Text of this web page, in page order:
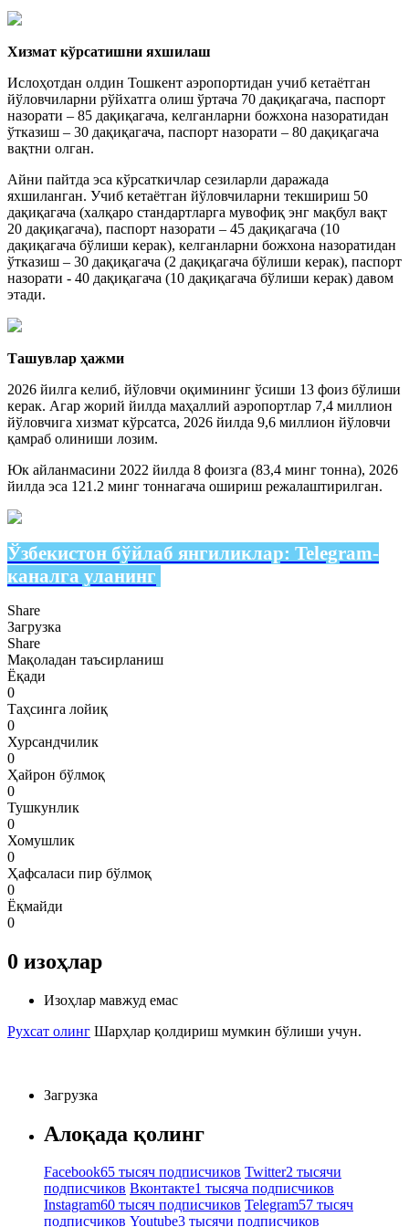
Хизмат кўрсатишни яхшилаш
Ислоҳотдан олдин Тошкент аэропортидан учиб кетаётган
йўловчиларни рўйхатга олиш ўртача 70 дақиқагача, паспорт
назорати – 85 дақиқагача, келганларни божхона назоратидан
ўтказиш – 30 дақиқагача, паспорт назорати – 80 дақиқагача
вақтни олган.
Айни пайтда эса кўрсаткичлар сезиларли даражада
яхшиланган. Учиб кетаётган йўловчиларни текшириш 50
дақиқагача (халқаро стандартларга мувофиқ энг мақбул вақт
20 дақиқагача), паспорт назорати – 45 дақиқагача (10
дақиқагача бўлиши керак), келганларни божхона назоратидан
ўтказиш – 30 дақиқагача (2 дақиқагача бўлиши керак), паспорт
назорати - 40 дақиқагача (10 дақиқагача бўлиши керак) давом
этади.
Ташувлар ҳажми
2026 йилга келиб, йўловчи оқимининг ўсиши 13 фоиз бўлиши
керак. Агар жорий йилда маҳаллий аэропортлар 7,4 миллион
йўловчига хизмат кўрсатса, 2026 йилда 9,6 миллион йўловчи
қамраб олиниши лозим.
Юк айланмасини 2022 йилда 8 фоизга (83,4 минг тонна), 2026
йилда эса 121.2 минг тоннагача ошириш режалаштирилган.
Ўзбекистон бўйлаб янгиликлар: Telegram-
каналга уланинг
Share
Загрузка
Share
Мақоладан таъсирланиш
Ёқади
0
Таҳсинга лойиқ
0
Хурсандчилик
0
Ҳайрон бўлмоқ
0
Тушкунлик
0
Хомушлик
0
Ҳафсаласи пир бўлмоқ
0
Ёқмайди
0
0 изоҳлар
Изоҳлар мавжуд емас
Рухсат олинг Шарҳлар қолдириш мумкин бўлиши учун.
Загрузка
Алоқада қолинг
Facebook65 тысяч подписчиков Twitter2 тысячи
подписчиков Вконтакте1 тысяча подписчиков
Instagram60 тысяч подписчиков Telegram57 тысяч
подписчиков Youtube3 тысячи подписчиков